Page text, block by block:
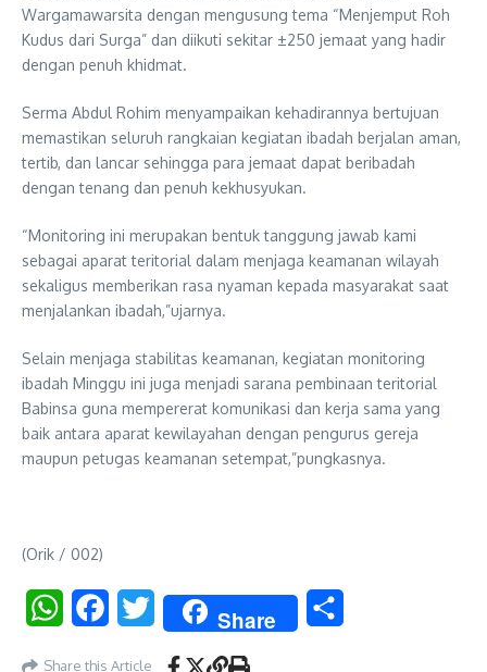
Wargamawarsita dengan mengusung tema “Menjemput Roh
Kudus dari Surga” dan diikuti sekitar ±250 jemaat yang hadir
dengan penuh khidmat.
Serma Abdul Rohim menyampaikan kehadirannya bertujuan
memastikan seluruh rangkaian kegiatan ibadah berjalan aman,
tertib, dan lancar sehingga para jemaat dapat beribadah
dengan tenang dan penuh kekhusyukan.
“Monitoring ini merupakan bentuk tanggung jawab kami
sebagai aparat teritorial dalam menjaga keamanan wilayah
sekaligus memberikan rasa nyaman kepada masyarakat saat
menjalankan ibadah,”ujarnya.
Selain menjaga stabilitas keamanan, kegiatan monitoring
ibadah Minggu ini juga menjadi sarana pembinaan teritorial
Babinsa guna mempererat komunikasi dan kerja sama yang
baik antara aparat kewilayahan dengan pengurus gereja
maupun petugas keamanan setempat,”pungkasnya.
(Orik / 002)
WhatsAppFacebookTwitter Share
Share this Article